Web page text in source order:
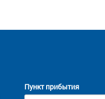
Пункт прибытия